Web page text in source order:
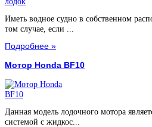
Иметь водное судно в собственном
том случае, если ...
Подробнее »
Мотор Honda BF10
Данная модель лодочного мотора
системой с жидкос...